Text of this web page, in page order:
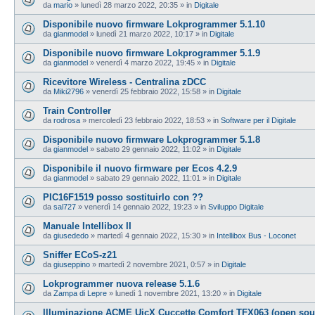
da mario » lunedì 28 marzo 2022, 20:35 » in Digitale
Disponibile nuovo firmware Lokprogrammer 5.1.10
da gianmodel » lunedì 21 marzo 2022, 10:17 » in Digitale
Disponibile nuovo firmware Lokprogrammer 5.1.9
da gianmodel » venerdì 4 marzo 2022, 19:45 » in Digitale
Ricevitore Wireless - Centralina zDCC
da Miki2796 » venerdì 25 febbraio 2022, 15:58 » in Digitale
Train Controller
da rodrosa » mercoledì 23 febbraio 2022, 18:53 » in Software per il Digitale
Disponibile nuovo firmware Lokprogrammer 5.1.8
da gianmodel » sabato 29 gennaio 2022, 11:02 » in Digitale
Disponibile il nuovo firmware per Ecos 4.2.9
da gianmodel » sabato 29 gennaio 2022, 11:01 » in Digitale
PIC16F1519 posso sostituirlo con ??
da sal727 » venerdì 14 gennaio 2022, 19:23 » in Sviluppo Digitale
Manuale Intellibox II
da giusededo » martedì 4 gennaio 2022, 15:30 » in Intellibox Bus - Loconet
Sniffer ECoS-z21
da giuseppino » martedì 2 novembre 2021, 0:57 » in Digitale
Lokprogrammer nuova release 5.1.6
da Zampa di Lepre » lunedì 1 novembre 2021, 13:20 » in Digitale
Illuminazione ACME UicX Cuccette Comfort TFX063 (open